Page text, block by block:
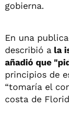
gobierna.
En una
describió a la
añadió que
principios de
“tomaría el
costa de